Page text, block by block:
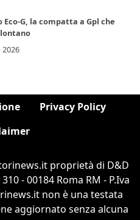
Eco-G, la compatta a Gpl che
Privacy Policy
proprietà di D&D
- 00184 Roma RM - P.Iva
non è una testata
aggiornato senza alcuna